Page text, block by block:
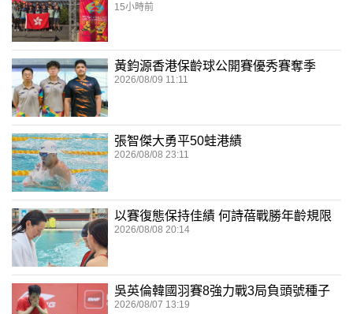
15小時前
黃鈞源香港保齡球公開賽優秀賽奪季
2026/08/09 11:11
張智傑大勇平50蛙港績
2026/08/08 23:11
以賽復態保持佳績 何詩蓓戰勝年齡規限
2026/08/08 20:14
吳英倫韓國羽賽8強力戰3局負頭號種子
2026/08/07 13:19